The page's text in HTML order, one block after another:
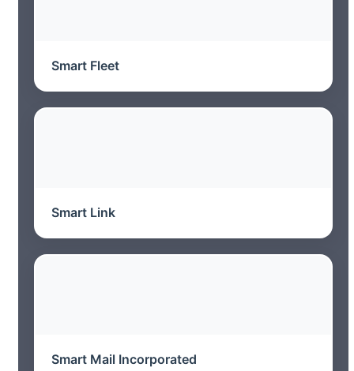
Smart Fleet
Smart Link
Smart Mail Incorporated